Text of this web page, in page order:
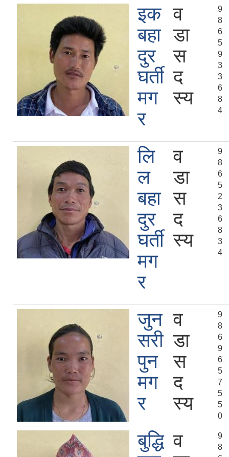
इक
बहा
दुर
घर्ती
मग
र
व
डा
स
द
स्य
9
8
6
5
9
3
3
6
8
4
लि
ल
बहा
दुर
घर्ती
मग
र
व
डा
स
द
स्य
9
8
6
5
2
3
6
8
3
4
जुन
सरी
पुन
मग
र
व
डा
स
द
स्य
9
8
6
9
6
5
7
5
5
0
बुद्धि व
9
8